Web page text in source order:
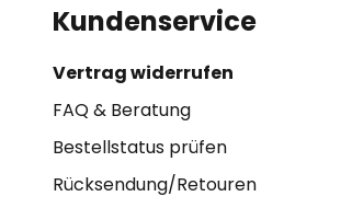
Kundenservice
Vertrag widerrufen
FAQ & Beratung
Bestellstatus prüfen
Rücksendung/Retouren